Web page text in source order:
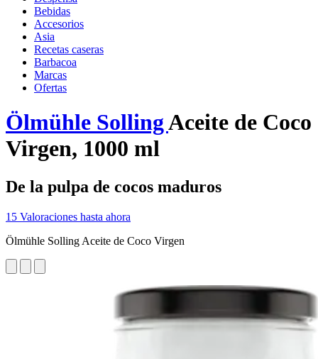
Bebidas
Accesorios
Asia
Recetas caseras
Barbacoa
Marcas
Ofertas
Ölmühle SollingAceite de Coco
Virgen, 1000 ml
De la pulpa de cocos maduros
15 Valoraciones hasta ahora
Ölmühle Solling Aceite de Coco Virgen